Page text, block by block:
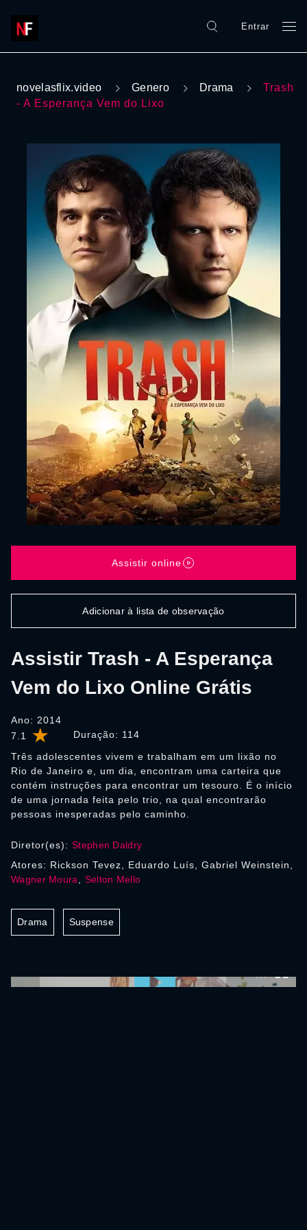
Entrar
novelasflix.video Genero Drama
Trash
- A Esperança Vem do Lixo
7.1 Duração: 114
Assistir Trash - A Esperança
Vem do Lixo Online Grátis
Ano: 2014
Três adolescentes vivem e trabalham em um lixão no
Rio de Janeiro e, um dia, encontram uma carteira que
contém instruções para encontrar um tesouro. É o início
de uma jornada feita pelo trio, na qual encontrarão
pessoas inesperadas pelo caminho.
Assistir online
Adicionar à lista de observação
Diretor(es): Stephen Daldry
Atores: Rickson Tevez, Eduardo Luís, Gabriel Weinstein,
Wagner Moura
Selton Mello
Drama Suspense